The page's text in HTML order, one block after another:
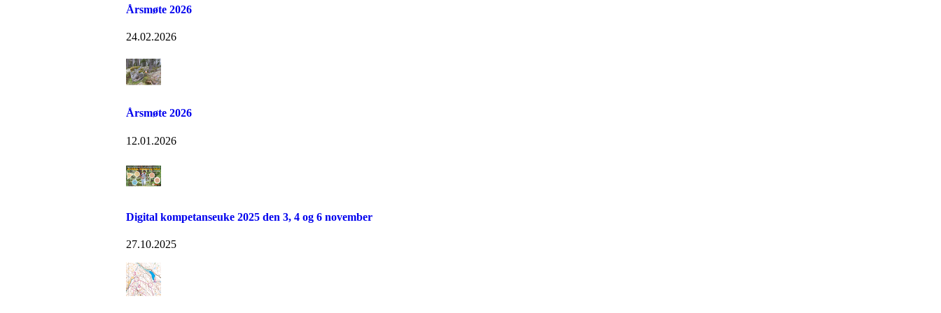
Årsmøte 2026
24.02.2026
Årsmøte 2026
12.01.2026
Digital kompetanseuke 2025 den 3, 4 og 6 november
27.10.2025